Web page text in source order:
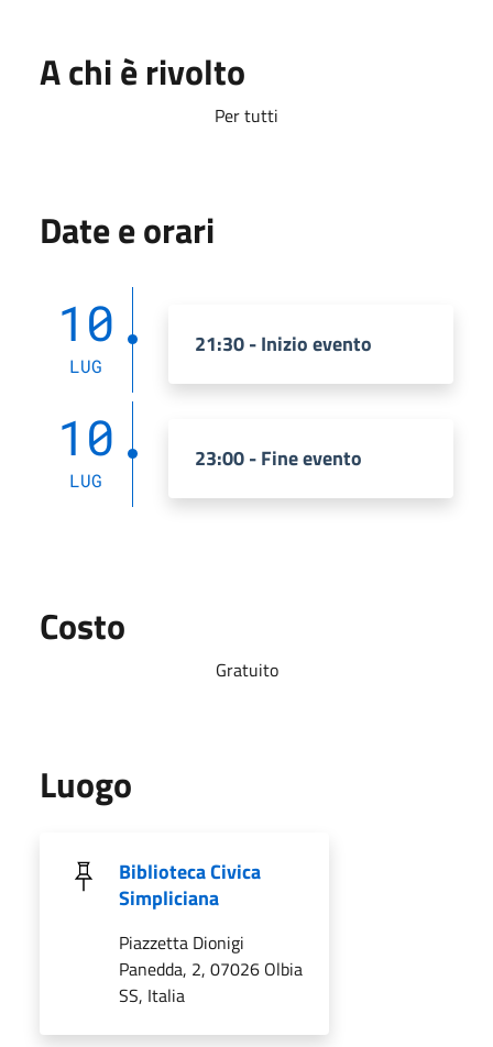
A chi è rivolto
Per tutti
Date e orari
10
LUG
21:30 - Inizio evento
10
LUG
23:00 - Fine evento
Costo
Gratuito
Luogo
Biblioteca Civica
Simpliciana
Piazzetta Dionigi
Panedda, 2, 07026 Olbia
SS, Italia